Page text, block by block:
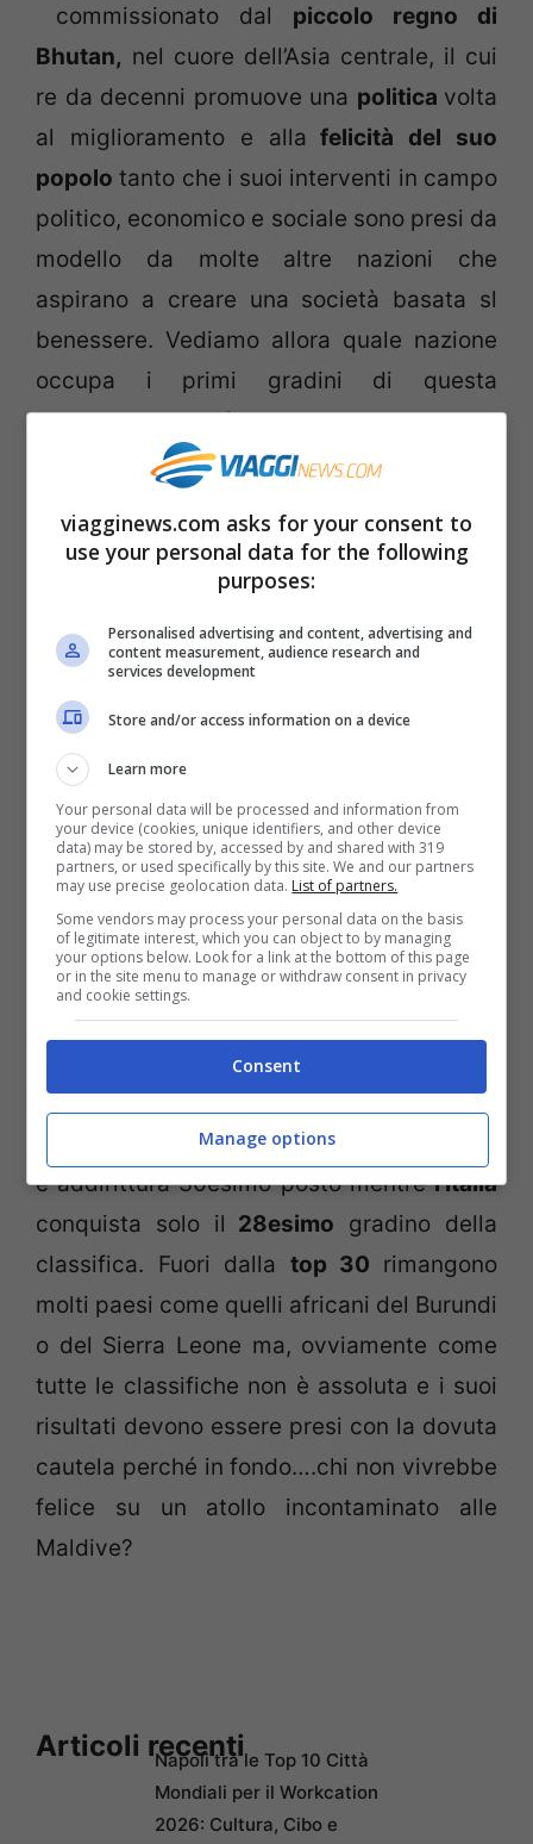
commissionato dal
piccolo regno di
Bhutan, nel cuore dell’Asia centrale, il cui
re da decenni promuove una politica volta
al miglioramento e alla felicità del suo
popolo tanto che i suoi interventi in campo
politico, economico e sociale sono presi da
modello da molte altre nazioni che
aspirano a creare una società basata sl
benessere. Vediamo allora quale nazione
occupa i primi gradini di questa
importante classifica.
medaglia d’oro
Danimarcache con la sua capitale
qui guida) è l’esempio di
buoni rapporti sociali e assenza di
corruzione sono espressi alla massima
potenza. Il s
sempre i paesi della Scandinavia in testa
conFinlandia e Norvegiamentre, laSvezia
si aggiudica il settimo posto. Subito dopo il
podio troviamo iPaesi Bassi, il Canada e la
SvizzeramentreNuova Zelanda ed
Australiaoccupano rispettivamente
l’ottavo ed il nono posto. La top ten è
dall’Irlandaseguita dagli
Altre nazioni comeEmirati Arabi, Francia e
si piazzano al 17esimo, 18esimo
e addirittura 30esimo posto mentrel’Italia
conquista solo il 28esimo gradino della
classifica. Fuori dalla top 30 rimangono
molti paesi come quelli africani del Burundi
o del Sierra Leone ma, ovviamente come
tutte le classifiche non è assoluta e i suoi
risultati devono essere presi con la dovuta
cautela perché in fondo….chi non vivrebbe
felice su un atollo incontaminato alle
Maldive?
Articoli recentiNapoli tra le Top 10 Città
Mondiali per il Workcation
2026: Cultura, Cibo e
viagginews.com asks for your consent to
use your personal data for the following
purposes:
Personalised advertising and content, advertising and
content measurement, audience research and
services development
Store and/or access information on a device
Learn more
Your personal data will be processed and information from
your device (cookies, unique identifiers, and other device
data) may be stored by, accessed by and shared with 319
partners, or used specifically by this site. We and our partners
may use precise geolocation data. List of partners.
Some vendors may process your personal data on the basis
of legitimate interest, which you can object to by managing
your options below. Look for a link at the bottom of this page
or in the site menu to manage or withdraw consent in privacy
and cookie settings.
Consent
Manage options